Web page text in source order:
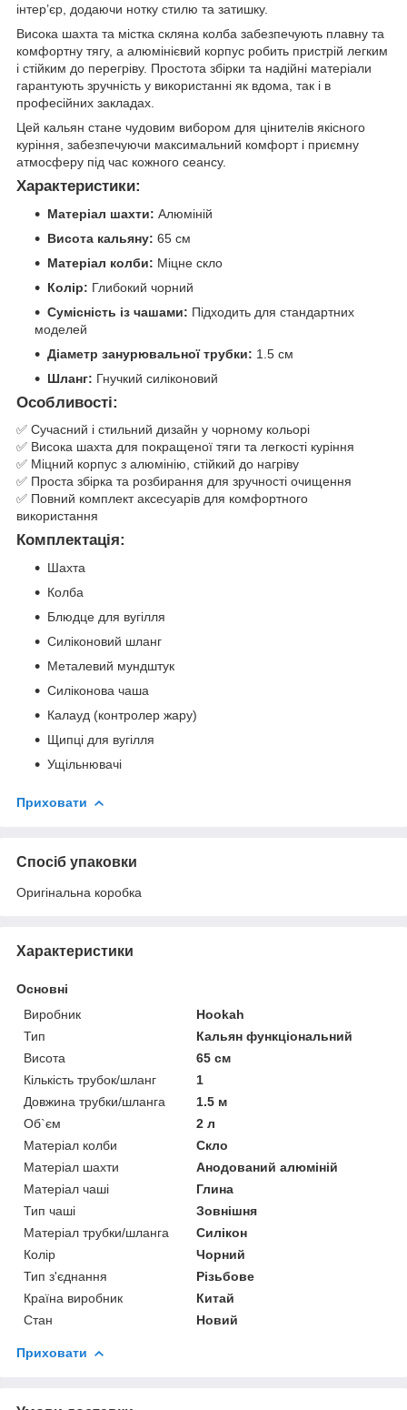
інтер’єр, додаючи нотку стилю та затишку.
Висока шахта та містка скляна колба забезпечують плавну та
комфортну тягу, а алюмінієвий корпус робить пристрій легким
і стійким до перегріву. Простота збірки та надійні матеріали
гарантують зручність у використанні як вдома, так і в
професійних закладах.
Цей кальян стане чудовим вибором для цінителів якісного
куріння, забезпечуючи максимальний комфорт і приємну
атмосферу під час кожного сеансу.
Характеристики:
Матеріал шахти: Алюміній
Висота кальяну: 65 см
Матеріал колби: Міцне скло
Колір: Глибокий чорний
Сумісність із чашами: Підходить для стандартних
моделей
Діаметр занурювальної трубки: 1.5 см
Шланг: Гнучкий силіконовий
Особливості:
✅ Сучасний і стильний дизайн у чорному кольорі
✅ Висока шахта для покращеної тяги та легкості куріння
✅ Міцний корпус з алюмінію, стійкий до нагріву
✅ Проста збірка та розбирання для зручності очищення
✅ Повний комплект аксесуарів для комфортного
використання
Комплектація:
Шахта
Колба
Блюдце для вугілля
Силіконовий шланг
Металевий мундштук
Силіконова чаша
Калауд (контролер жару)
Щипці для вугілля
Ущільнювачі
Приховати
Спосіб упаковки
Оригінальна коробка
Характеристики
Основні
Виробник
Hookah
Тип
Кальян функціональний
Висота
65 см
Кількість трубок/шланг
1
Довжина трубки/шланга
1.5 м
Об`єм
2 л
Матеріал колби
Скло
Матеріал шахти
Анодований алюміній
Матеріал чаші
Глина
Тип чаші
Зовнішня
Матеріал трубки/шланга
Силікон
Колір
Чорний
Тип з'єднання
Різьбове
Країна виробник
Китай
Стан
Новий
Приховати